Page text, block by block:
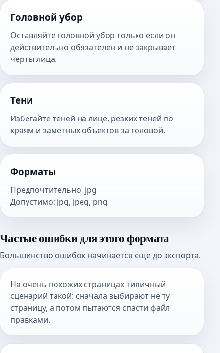
Головной убор
Оставляйте головной убор только если он
действительно обязателен и не закрывает
черты лица.
Тени
Избегайте теней на лице, резких теней по
краям и заметных объектов за головой.
Форматы
Предпочтительно: jpg
Допустимо: jpg, jpeg, png
Частые ошибки для этого формата
Большинство ошибок начинается еще до экспорта.
На очень похожих страницах типичный
сценарий такой: сначала выбирают не ту
страницу, а потом пытаются спасти файл
правками.